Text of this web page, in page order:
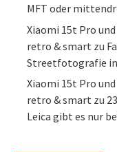
MFT oder
Xiaomi 15t Pro
retro & smart zu
Streetfotografie
Xiaomi 15t Pro
retro & smart zu
Leica gibt es nur